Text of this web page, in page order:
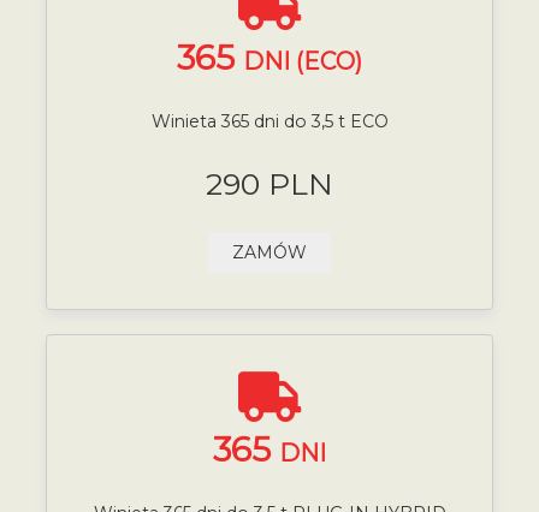
365 DNI (ECO)
Winieta 365 dni do 3,5 t ECO
290 PLN
ZAMÓW
365 DNI